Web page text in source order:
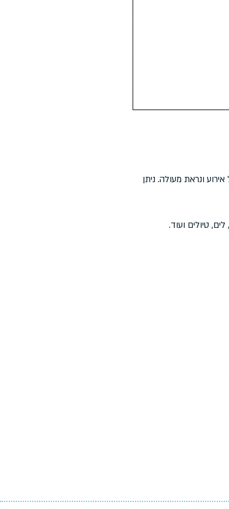
ונראת מעולה. ניתן
טיולים ועוד.